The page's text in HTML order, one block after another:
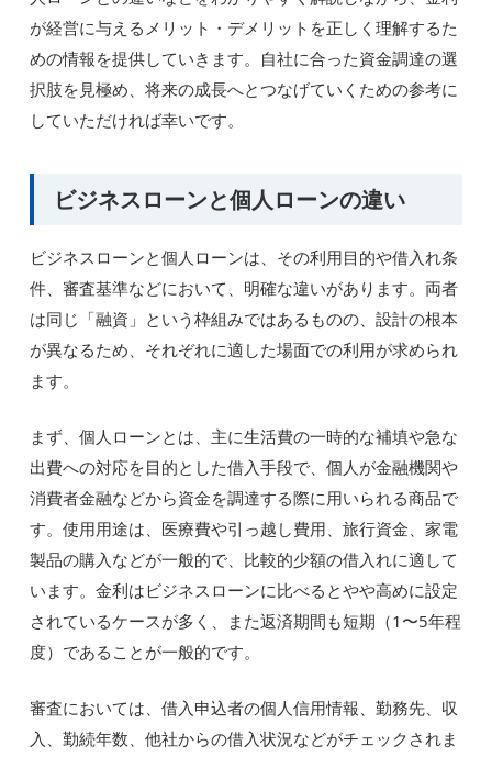
が経営に与えるメリット・デメリットを正しく理解するた
めの情報を提供していきます。自社に合った資金調達の選
択肢を見極め、将来の成長へとつなげていくための参考に
していただければ幸いです。
ビジネスローンと個人ローンの違い
ビジネスローンと個人ローンは、その利用目的や借入れ条
件、審査基準などにおいて、明確な違いがあります。両者
は同じ「融資」という枠組みではあるものの、設計の根本
が異なるため、それぞれに適した場面での利用が求められ
ます。
まず、個人ローンとは、主に生活費の一時的な補填や急な
出費への対応を目的とした借入手段で、個人が金融機関や
消費者金融などから資金を調達する際に用いられる商品で
す。使用用途は、医療費や引っ越し費用、旅行資金、家電
製品の購入などが一般的で、比較的少額の借入れに適して
います。金利はビジネスローンに比べるとやや高めに設定
されているケースが多く、また返済期間も短期（1〜5年程
度）であることが一般的です。
審査においては、借入申込者の個人信用情報、勤務先、収
入、勤続年数、他社からの借入状況などがチェックされま